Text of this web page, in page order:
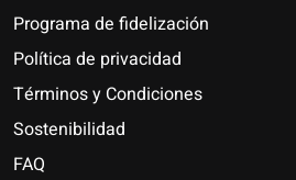
Programa de fidelización
Política de privacidad
Términos y Condiciones
Sostenibilidad
FAQ